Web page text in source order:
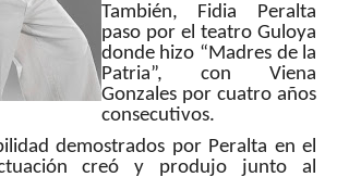
También, Fidia Peralta
paso por el teatro Guloya
donde hizo “Madres de la
Patria”, con Viena
Gonzales por cuatro años
consecutivos.
demostrados por Peralta en el
creó y produjo junto al